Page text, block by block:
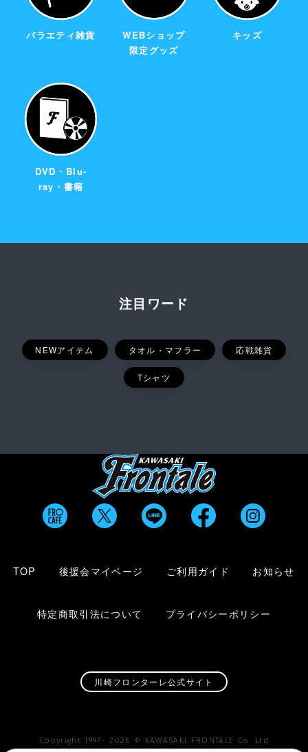
バラエティ雑貨
WEBショップ
限定グッズ
キッズ
DVD・Blu-
ray・書籍
注目ワード
NEWアイテム タオル・マフラー 応戦雑貨
Tシャツ
TOP 後援会マイページ ご利用ガイド お知らせ
特定商取引法について プライバシーポリシー
川崎フロンターレ公式サイト
Copyright 1997-2026 © KAWASAKI FRONTALE Co. Ltd